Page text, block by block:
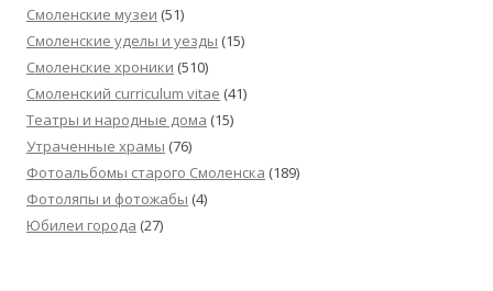
Смоленские музеи (51)
Смоленские уделы и уезды (15)
Смоленские хроники (510)
Смоленский сurriculum vitae (41)
Театры и народные дома (15)
Утраченные храмы (76)
Фотоальбомы старого Смоленска (189)
Фотоляпы и фотожабы (4)
Юбилеи города (27)